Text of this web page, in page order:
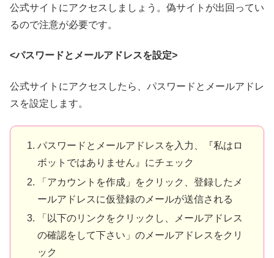
公式サイトにアクセスしましょう。偽サイトが出回ってい
るので注意が必要です。
<パスワードとメールアドレスを設定>
公式サイトにアクセスしたら、パスワードとメールアドレ
スを設定します。
パスワードとメールアドレスを入力、『私はロ
ボットではありません』にチェック
「アカウントを作成」をクリック、登録したメ
ールアドレスに仮登録のメールが送信される
「以下のリンクをクリックし、メールアドレス
の確認をして下さい」のメールアドレスをクリ
ック